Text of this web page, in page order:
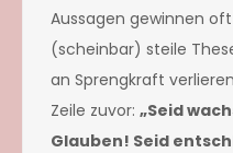
Aussagen gewinnen
(scheinbar) steile
an Sprengkraft
Zeile zuvor: „Seid
Glauben! Seid